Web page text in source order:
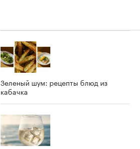
Зеленый шум: рецепты блюд из
кабачка